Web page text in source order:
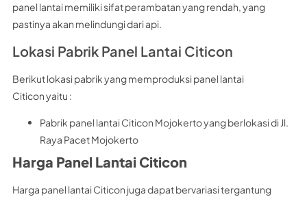
panel lantai memiliki sifat perambatan yang rendah, yang
pastinya akan melindungi dari api.
Lokasi Pabrik Panel Lantai Citicon
Berikut lokasi pabrik yang memproduksi panel lantai
Citicon yaitu :
Pabrik panel lantai Citicon Mojokerto yang berlokasi di Jl.
Raya Pacet Mojokerto
Harga Panel Lantai Citicon
Harga panel lantai Citicon juga dapat bervariasi tergantung